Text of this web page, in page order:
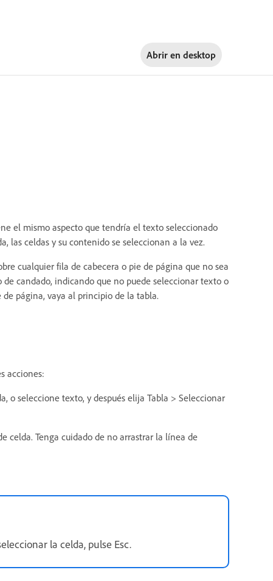
Abrir en desktop
el mismo aspecto que tendría el texto seleccionado
las celdas y su contenido se seleccionan a la vez.
cualquier fila de cabecera o pie de página que no sea
candado, indicando que no puede seleccionar texto o
página, vaya al principio de la tabla.
acciones:
o seleccione texto, y después elija Tabla > Seleccionar
celda. Tenga cuidado de no arrastrar la línea de
la celda, pulse Esc.